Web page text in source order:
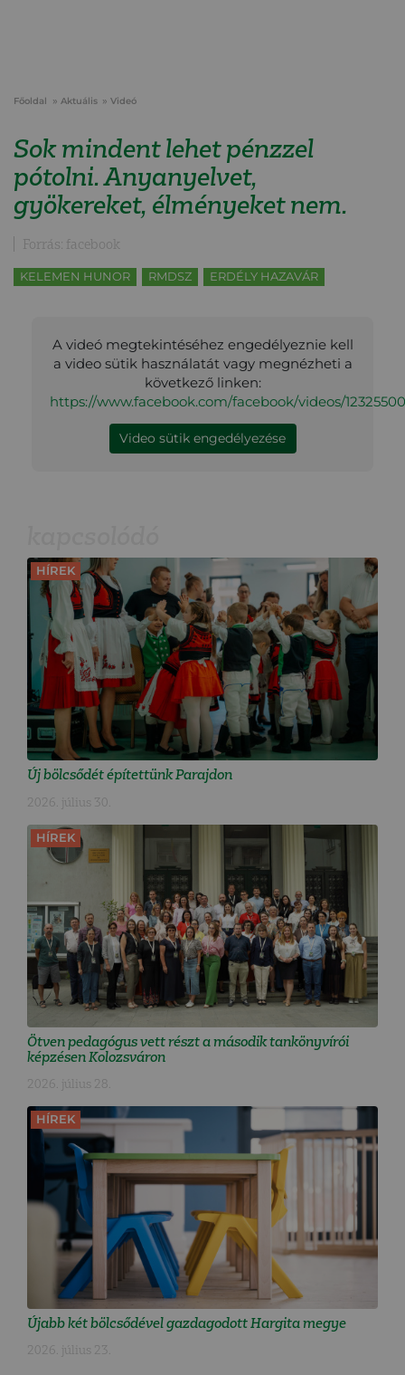
Főoldal Aktuális Videó
Sok mindent lehet pénzzel
pótolni. Anyanyelvet,
gyökereket, élményeket nem.
Forrás: facebook
KELEMEN HUNOR RMDSZ ERDÉLY HAZAVÁR
A videó megtekintéséhez engedélyeznie kell
a video sütik használatát vagy megnézheti a
következő linken:
https://www.facebook.com/facebook/videos/
Video sütik engedélyezése
HÍREK
Új bölcsődét építettünk Parajdon
2026. július 30.
HÍREK
Ötven pedagógus vett részt a második tankönyvírói
képzésen Kolozsváron
2026. július 28.
HÍREK
Újabb két bölcsődével gazdagodott Hargita megye
2026. július 23.